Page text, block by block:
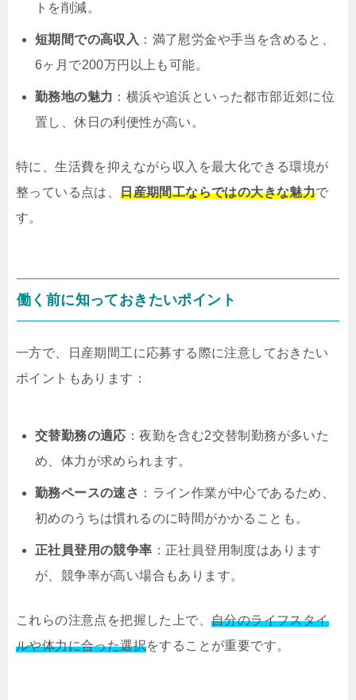
トを削減。
短期間での高収入 ：満了慰労金や手当を含めると、
6ヶ月で200万円以上も可能。
勤務地の魅力 ：横浜や追浜といった都市部近郊に位
置し、休日の利便性が高い。
特に、生活費を抑えながら収入を最大化できる環境が
整っている点は、日産期間工ならではの大きな魅力で
す。
働く前に知っておきたいポイント
一方で、日産期間工に応募する際に注意しておきたい
ポイントもあります：
交替勤務の適応 ：夜勤を含む2交替制勤務が多いた
め、体力が求められます。
勤務ペースの速さ ：ライン作業が中心であるため、
初めのうちは慣れるのに時間がかかることも。
正社員登用の競争率 ：正社員登用制度はあります
が、競争率が高い場合もあります。
これらの注意点を把握した上で、 自分のライフスタイ
ルや体力に合った選択をすることが重要です。